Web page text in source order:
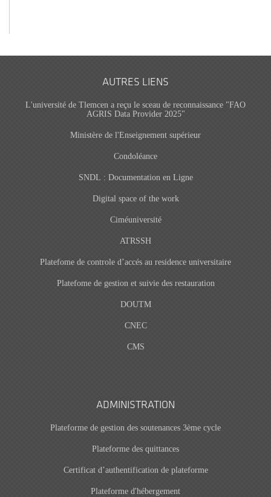
AUTRES LIENS
L'université de Tlemcen a reçu le sceau de reconnaissance "FAO
AGRIS Data Provider 2025"
Ministère de l'Enseignement supérieur
Condoléance
SNDL : Documentation en Ligne
Digital space of the work
Ciméuniversité
ATRSSH
Platefome de controle d’accés au residence universitaire
Platefome de gestion et suivie des restauration
DOUTM
CNEC
CMS
ADMINISTRATION
Plateforme de gestion des soutenances 3ème cycle
Plateforme des quittances
Certificat d’authentification de plateforme
Plateforme d'hébergement